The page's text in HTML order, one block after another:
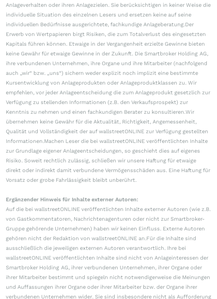
Anlageverhalten oder ihren Anlagezielen. Sie berücksichtigen in keiner Weise die
individuelle Situation des einzelnen Lesers und ersetzen keine auf seine
individuellen Bedürfnisse ausgerichtete, fachkundige Anlageberatung.Der
Erwerb von Wertpapieren birgt Risiken, die zum Totalverlust des eingesetzten
Kapitals führen können. Etwaige in der Vergangenheit erzielte Gewinne bieten
keine Gewähr für etwaige Gewinne in der Zukunft. Die Smartbroker Holding AG,
ihre verbundenen Unternehmen, ihre Organe und ihre Mitarbeiter (nachfolgend
auch „wir“ bzw. „uns“) sichern weder explizit noch implizit eine bestimmte
Kursentwicklung von Anlageprodukten oder Anlageproduktklassen zu. Wir
empfehlen, vor jeder Anlageentscheidung die zum Anlageprodukt gesetzlich zur
Verfügung zu stellenden Informationen (z.B. den Verkaufsprospekt) zur
Kenntnis zu nehmen und einen fachkundigen Berater zu konsultieren.Wir
übernehmen keine Gewähr für die Aktualität, Richtigkeit, Angemessenheit,
Qualität und Vollständigkeit der auf wallstreetONLINE zur Verfügung gestellten
Informationen.Machen Leser die bei wallstreetONLINE veröffentlichten Inhalte
zur Grundlage eigener Anlageentscheidungen, so geschieht dies auf eigenes
Risiko. Soweit rechtlich zulässig, schließen wir unsere Haftung für etwaige
direkt oder indirekt damit verbundene Vermögensschäden aus. Eine Haftung für
Vorsatz oder grobe Fahrlässigkeit bleibt unberührt.
Ergänzender Hinweis für Inhalte externer Autoren:
Auf die bei wallstreetONLINE veröffentlichten Inhalte externer Autoren (wie z.B.
von Gastkommentatoren, Nachrichtenagenturen oder nicht zur Smartbroker-
Gruppe gehörende Unternehmen) haben wir keinen Einfluss. Externe Autoren
gehören nicht der Redaktion von wallstreetONLINE an.Für die Inhalte sind
ausschließlich die jeweiligen externen Autoren verantwortlich. Ihre bei
wallstreetONLINE veröffentlichten Inhalte sind nicht von Anlageinteressen der
Smartbroker Holding AG, ihrer verbundenen Unternehmen, ihrer Organe oder
ihrer Mitarbeiter bestimmt und spiegeln nicht notwendigerweise die Meinungen
und Auffassungen ihrer Organe oder ihrer Mitarbeiter bzw. der Organe ihrer
verbundenen Unternehmen wider. Sie sind insbesondere nicht als Aufforderung